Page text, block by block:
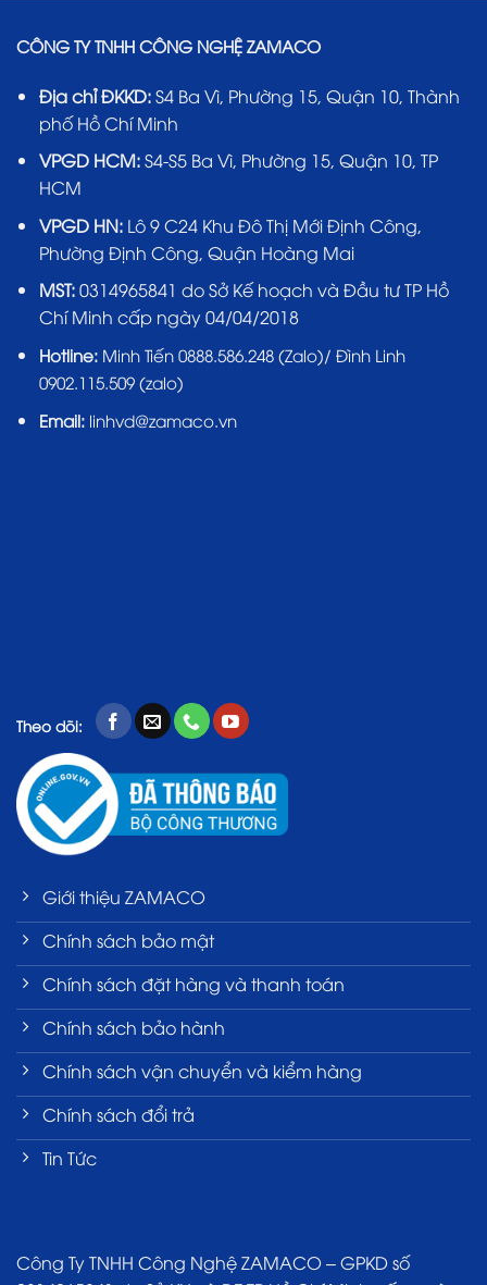
CÔNG TY TNHH CÔNG NGHỆ ZAMACO
Địa chỉ ĐKKD:S4 Ba Vì, Phường 15, Quận 10, Thành
phố Hồ Chí Minh
VPGD HCM:S4-S5 Ba Vì, Phường 15, Quận 10, TP
HCM
VPGD HN:Lô 9 C24 Khu Đô Thị Mới Định Công,
Phường Định Công, Quận Hoàng Mai
MST:0314965841 do Sở Kế hoạch và Đầu tư TP Hồ
Chí Minh cấp ngày 04/04/2018
Hotline: Minh Tiến 0888.586.248 (Zalo)/ Đình Linh
0902.115.509 (zalo)
Email:linhvd@zamaco.vn
Theo dõi:
Giới thiệu ZAMACO
Chính sách bảo mật
Chính sách đặt hàng và thanh toán
Chính sách bảo hành
Chính sách vận chuyển và kiểm hàng
Chính sách đổi trả
Tin Tức
Công Ty TNHH Công Nghệ ZAMACO – GPKD số